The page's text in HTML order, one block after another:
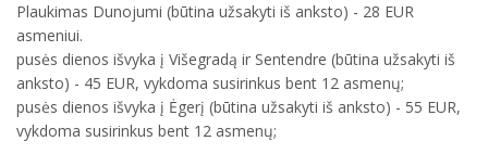
Plaukimas Dunojumi (būtina užsakyti iš anksto) - 28 EUR
asmeniui.
pusės dienos išvyka į Višegradą ir Sentendre (būtina užsakyti iš
anksto) - 45 EUR, vykdoma susirinkus bent 12 asmenų;
pusės dienos išvyka į Ėgerį (būtina užsakyti iš anksto) - 55 EUR,
vykdoma susirinkus bent 12 asmenų;